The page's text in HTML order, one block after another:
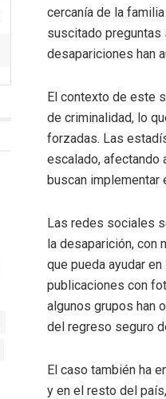
cercanía de la
suscitado preguntas
desapariciones han
El contexto de este
de criminalidad, lo
forzadas. Las
escalado, afectando
buscan implementar
Las redes sociales
la desaparición, con
que pueda ayudar
publicaciones con
algunos grupos han
del regreso seguro
El caso también ha
y en el resto del